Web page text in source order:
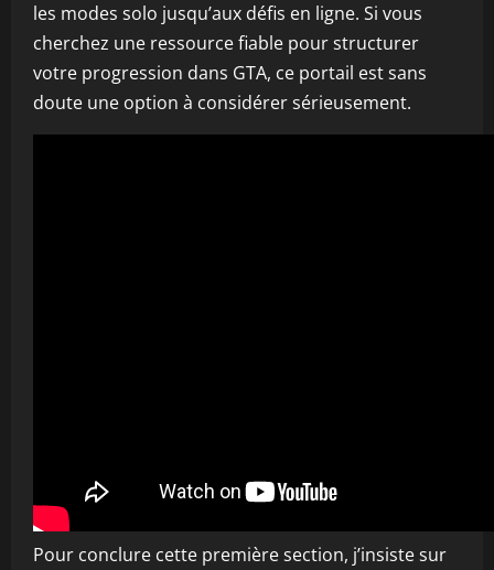
les modes solo jusqu’aux défis en ligne. Si vous
cherchez une ressource fiable pour structurer
votre progression dans GTA, ce portail est sans
doute une option à considérer sérieusement.
Pour conclure cette première section, j’insiste sur